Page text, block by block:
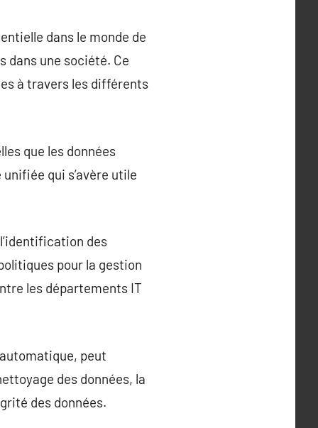
dans le monde de
dans une société. Ce
à travers les différents
que les données
qui s’avère utile
des
pour la gestion
les départements IT
peut
des données, la
des données.